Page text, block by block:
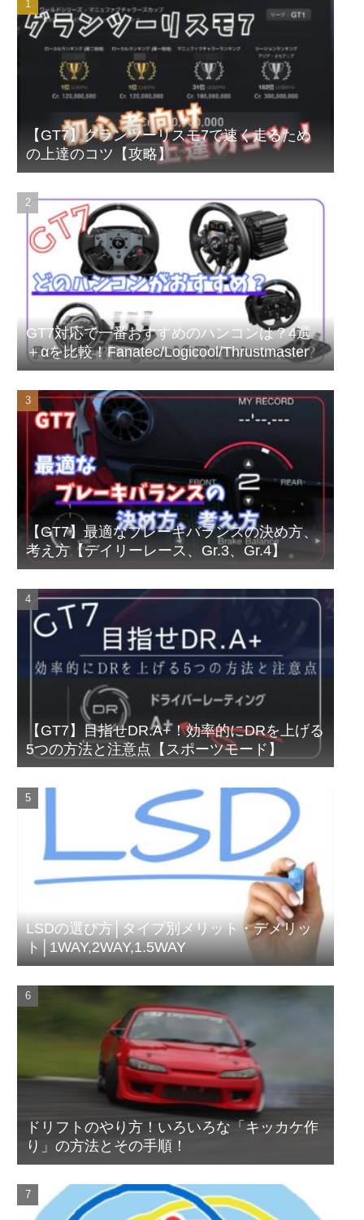
【GT7】グランツーリスモ7で速く走るため
の上達のコツ【攻略】
GT7対応で一番おすすめのハンコンは？4選
＋αを比較！Fanatec/Logicool/Thrustmaster
【GT7】最適なブレーキバランスの決め方、
考え方【デイリーレース、Gr.3、Gr.4】
【GT7】目指せDR.A+！効率的にDRを上げる
5つの方法と注意点【スポーツモード】
LSDの選び方│タイプ別メリット・デメリッ
ト│1WAY,2WAY,1.5WAY
ドリフトのやり方！いろいろな「キッカケ作
り」の方法とその手順！